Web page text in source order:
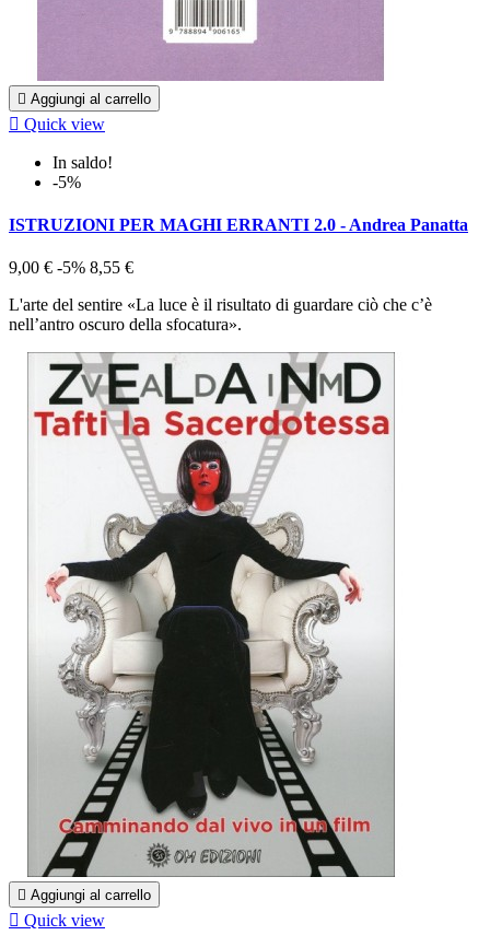
 Aggiungi al carrello
 Quick view
In saldo!
-5%
ISTRUZIONI PER MAGHI ERRANTI 2.0 - Andrea Panatta
9,00 € -5% 8,55 €
L'arte del sentire «La luce è il risultato di guardare ciò che c’è
nell’antro oscuro della sfocatura».
 Aggiungi al carrello
 Quick view